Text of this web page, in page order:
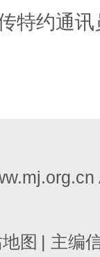
特约通
图 | 主编